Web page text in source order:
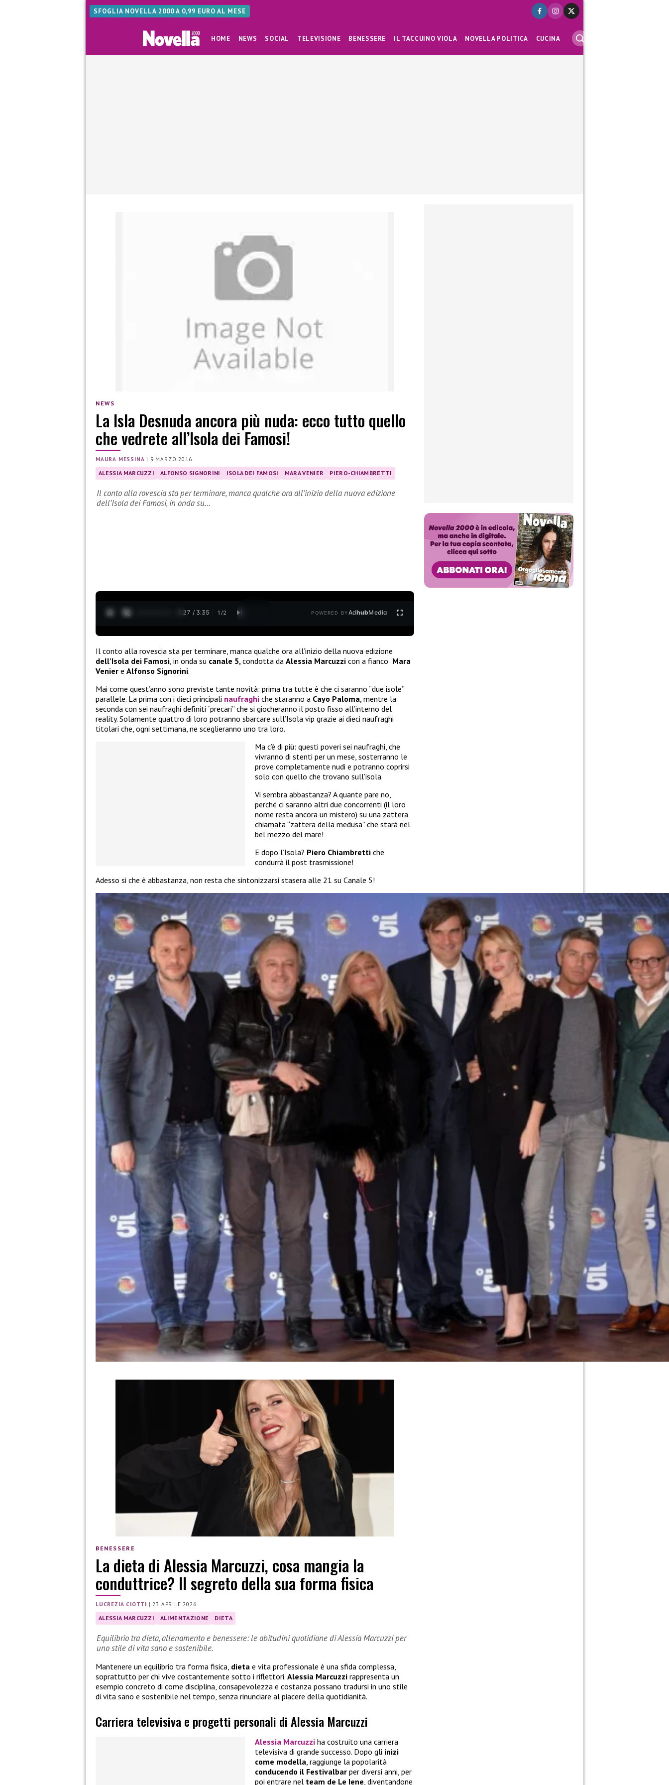
SFOGLIA NOVELLA 2000 A 0,99 EURO AL MESE
HOME NEWS SOCIAL TELEVISIONE BENESSERE IL TACCUINO VIOLA NOVELLA POLITICA CUCINA
NEWS
La Isla Desnuda ancora più nuda: ecco tutto quello
che vedrete all’Isola dei Famosi!
MAURA MESSINA | 9 MARZO 2016
ALESSIA MARCUZZI ALFONSO SIGNORINI ISOLA DEI FAMOSI MARA VENIER PIERO-CHIAMBRETTI
Il conto alla rovescia sta per terminare, manca qualche ora all’inizio della nuova edizione
dell’Isola dei Famosi, in onda su…
0:28 / 3:35 1 /2 POWERED BYAdhubMedia
Il conto alla rovescia sta per terminare, manca qualche ora all’inizio della nuova edizione
dell’Isola dei Famosi , in onda su canale 5, condotta da Alessia Marcuzzi con a fianco Mara
Venier e Alfonso Signorini.
Mai come quest’anno sono previste tante novità: prima tra tutte è che ci saranno “due isole”
parallele. La prima con i dieci principali naufraghi che staranno a Cayo Paloma , mentre la
seconda con sei naufraghi definiti “precari” che si giocheranno il posto fisso all’interno del
reality. Solamente quattro di loro potranno sbarcare sull’Isola vip grazie ai dieci naufraghi
titolari che, ogni settimana, ne sceglieranno uno tra loro.
Ma c’è di più: questi poveri sei naufraghi, che
vivranno di stenti per un mese, sosterranno le
prove completamente nudi e potranno coprirsi
solo con quello che trovano sull’isola.
Vi sembra abbastanza? A quante pare no,
perché ci saranno altri due concorrenti (il loro
nome resta ancora un mistero) su una zattera
chiamata “zattera della medusa” che starà nel
bel mezzo del mare!
E dopo l’Isola? Piero Chiambretti che
condurrà il post trasmissione!
Adesso si che è abbastanza, non resta che sintonizzarsi stasera alle 21 su Canale 5!
BENESSERE
La dieta di Alessia Marcuzzi, cosa mangia la
conduttrice? Il segreto della sua forma fisica
LUCREZIA CIOTTI |23 APRILE 2026
ALESSIA MARCUZZI ALIMENTAZIONE DIETA
Equilibrio tra dieta, allenamento e benessere: le abitudini quotidiane di Alessia Marcuzzi per
uno stile di vita sano e sostenibile.
Mantenere un equilibrio tra forma fisica, dieta e vita professionale è una sfida complessa,
soprattutto per chi vive costantemente sotto i riflettori. Alessia Marcuzzi rappresenta un
esempio concreto di come disciplina, consapevolezza e costanza possano tradursi in uno stile
di vita sano e sostenibile nel tempo, senza rinunciare al piacere della quotidianità.
Carriera televisiva e progetti personali di Alessia Marcuzzi
Alessia Marcuzzi ha costruito una carriera
televisiva di grande successo. Dopo gli inizi
come modella, raggiunge la popolarità
conducendo il Festivalbar per diversi anni, per
poi entrare nel team de Le Iene, diventandone